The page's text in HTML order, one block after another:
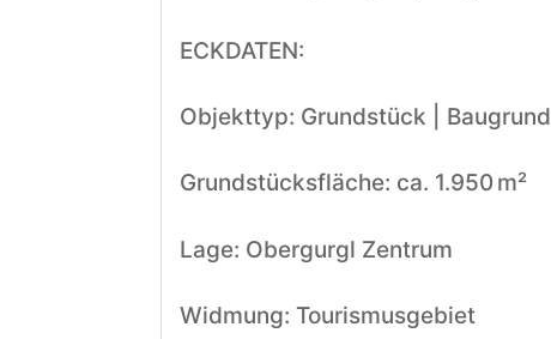
ECKDATEN:
Objekttyp: Grundstück | Baugrund
Grundstücksfläche: ca. 1.950 m²
Lage: Obergurgl Zentrum
Widmung: Tourismusgebiet